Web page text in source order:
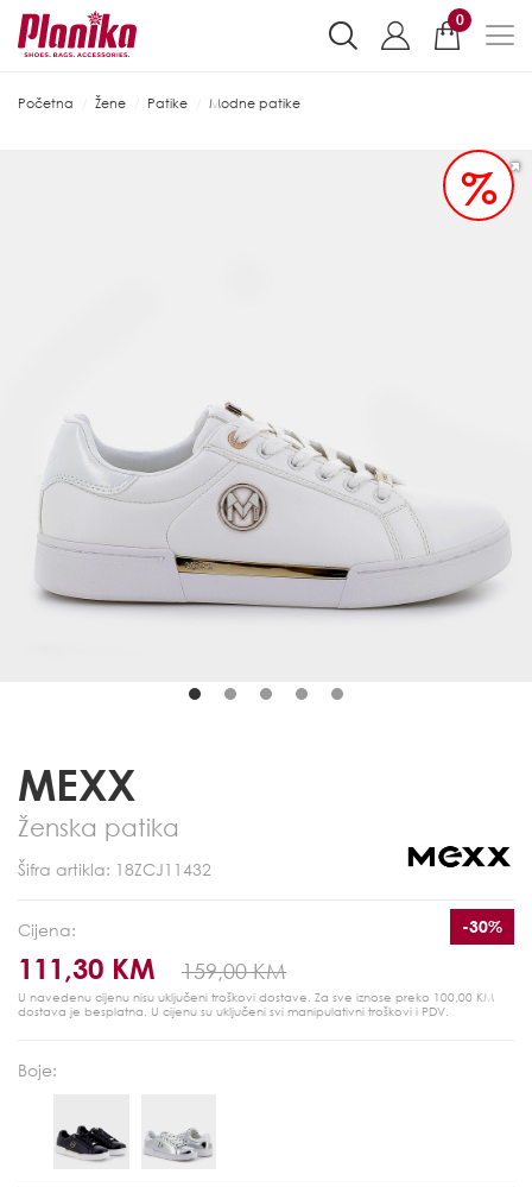
0
Početna Žene Patike Modne patike
%
MEXX
Ženska patika
Šifra artikla: 18ZCJ11432
Cijena:
111,30 KM 159,00 KM
-30%
U navedenu cijenu nisu uključeni troškovi dostave. Za sve iznose preko 100,00 KM
dostava je besplatna. U cijenu su uključeni svi manipulativni troškovi i PDV.
Boje: